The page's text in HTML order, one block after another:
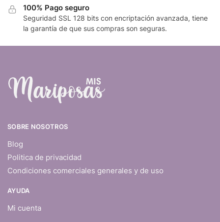
100% Pago seguro
Seguridad SSL 128 bits con encriptación avanzada, tiene
la garantía de que sus compras son seguras.
SOBRE NOSOTROS
Blog
Politica de privacidad
Condiciones comerciales generales y de uso
AYUDA
Mi cuenta